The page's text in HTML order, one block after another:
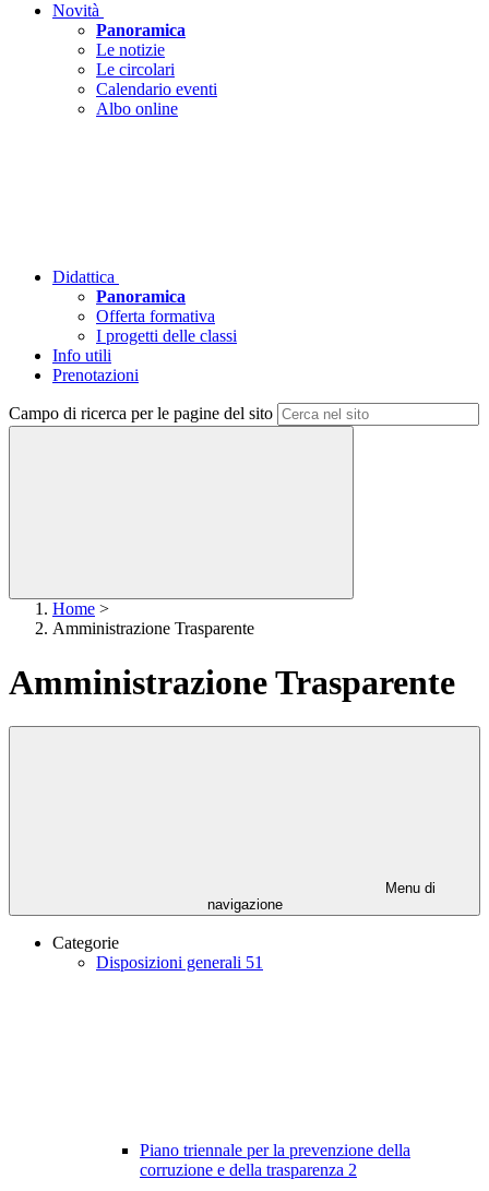
Novità
Panoramica
Le notizie
Le circolari
Calendario eventi
Albo online
Didattica
Panoramica
Offerta formativa
I progetti delle classi
Info utili
Prenotazioni
Campo di ricerca per le pagine del sito
Home >
Amministrazione Trasparente
Amministrazione Trasparente
Menu di
navigazione
Categorie
Disposizioni generali 51
Piano triennale per la prevenzione della
corruzione e della trasparenza 2